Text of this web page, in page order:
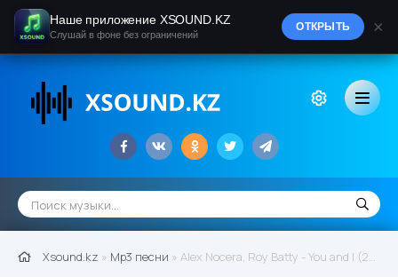
Xsound.kz » Mp3 песни » Alex Nocera, Roy Batty - You and I (2022)
Наше приложение XSOUND.KZ
Слушай в фоне без ограничений
ОТКРЫТЬ ×